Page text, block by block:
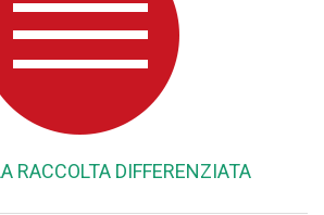
RACCOLTA DIFFERENZIATA